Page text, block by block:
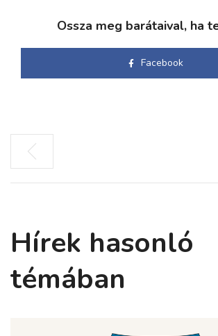
Ossza meg barátaival, ha
Facebook
Hírek hasonló
témában